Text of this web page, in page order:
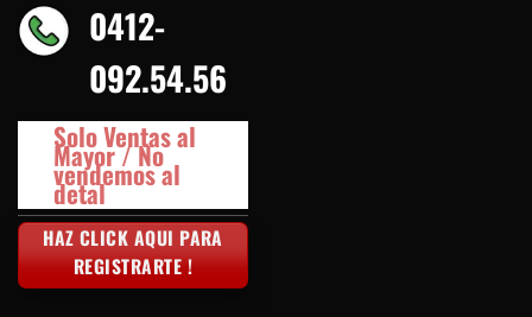
0412-
092.54.56
Solo Ventas al
Mayor / No
vendemos al
detal
HAZ CLICK AQUI PARA
REGISTRARTE !